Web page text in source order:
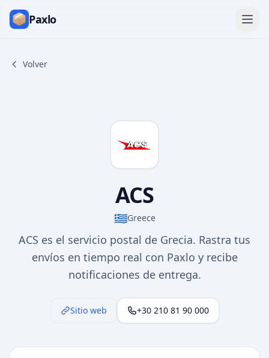
Paxlo
Volver
ACS
🇬🇷Greece
ACS es el servicio postal de Grecia. Rastra tus
envíos en tiempo real con Paxlo y recibe
notificaciones de entrega.
Sitio web +30 210 81 90 000